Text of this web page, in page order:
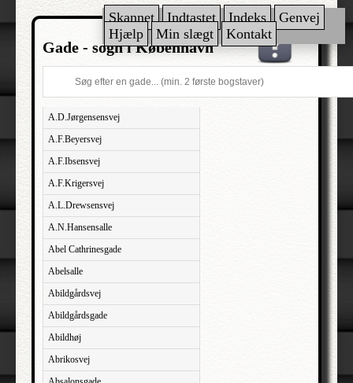
Skannet Indtastet Indeks
Genvej
Hjælp
Min slægt Kontakt
Gade - sogn i København
A.D.Jørgensensvej
A.F.Beyersvej
A.F.Ibsensvej
A.F.Krigersvej
A.L.Drewsensvej
A.N.Hansensalle
Abel Cathrinesgade
Abelsalle
Abildgårdsvej
Abildgårdsgade
Abildhøj
Abrikosvej